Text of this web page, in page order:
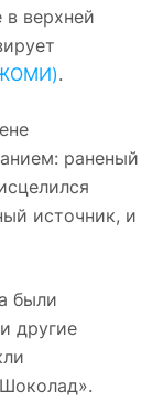
верхней
.
раненый
источник, и
были
другие